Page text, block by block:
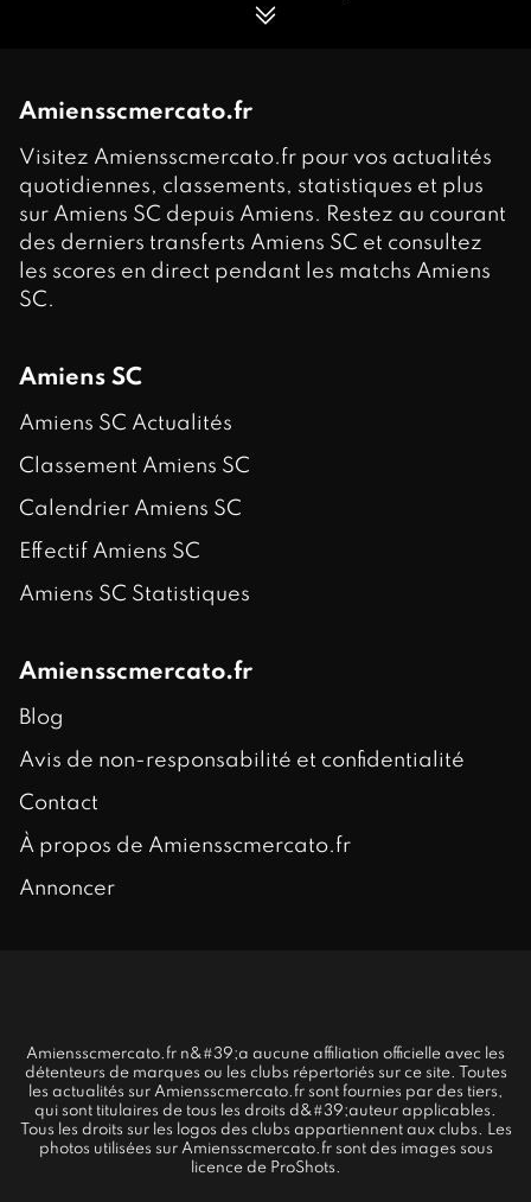
Amiensscmercato.fr
Visitez Amiensscmercato.fr pour vos actualités
quotidiennes, classements, statistiques et plus
sur Amiens SC depuis Amiens. Restez au courant
des derniers transferts Amiens SC et consultez
les scores en direct pendant les matchs Amiens
SC.
Amiens SC
Amiens SC Actualités
Classement Amiens SC
Calendrier Amiens SC
Effectif Amiens SC
Amiens SC Statistiques
Amiensscmercato.fr
Blog
Avis de non-responsabilité et confidentialité
Contact
À propos de Amiensscmercato.fr
Annoncer
Amiensscmercato.fr n&#39;a aucune affiliation officielle avec les
détenteurs de marques ou les clubs répertoriés sur ce site. Toutes
les actualités sur Amiensscmercato.fr sont fournies par des tiers,
qui sont titulaires de tous les droits d&#39;auteur applicables.
Tous les droits sur les logos des clubs appartiennent aux clubs. Les
photos utilisées sur Amiensscmercato.fr sont des images sous
licence de ProShots.